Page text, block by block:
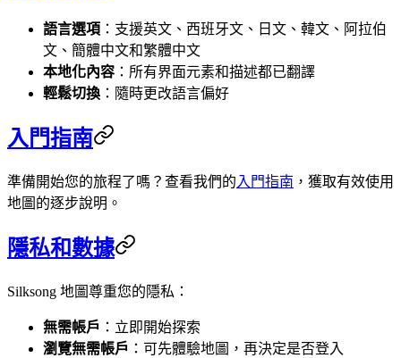
語言選項 ：支援英文、西班牙文、日文、韓文、阿拉伯
文、簡體中文和繁體中文
本地化內容 ：所有界面元素和描述都已翻譯
輕鬆切換 ：隨時更改語言偏好
入門指南
準備開始您的旅程了嗎？查看我們的 入門指南 ，獲取有效使用
地圖的逐步說明。
隱私和數據
Silksong 地圖尊重您的隱私：
無需帳戶 ：立即開始探索
瀏覽無需帳戶 ：可先體驗地圖，再決定是否登入